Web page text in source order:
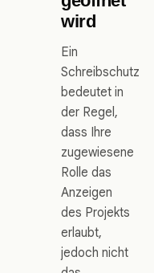
wird
Ein
Schreibschutz
bedeutet in
der Regel,
dass Ihre
zugewiesene
Rolle das
Anzeigen
des Projekts
erlaubt,
jedoch nicht